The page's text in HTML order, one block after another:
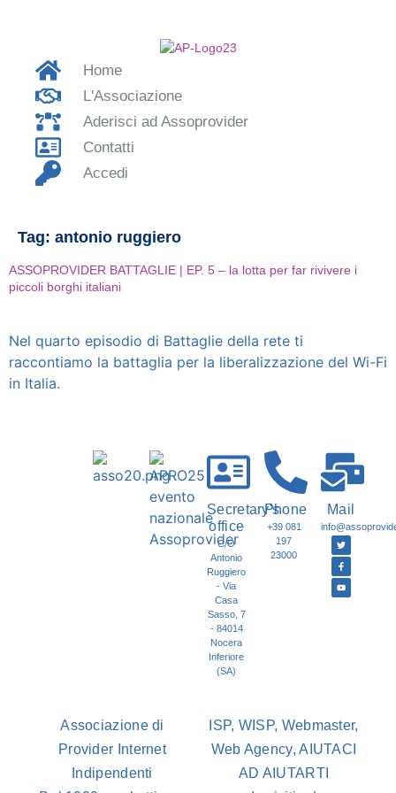
Home
L'Associazione
Aderisci ad Assoprovider
Contatti
Accedi
Tag: antonio ruggiero
ASSOPROVIDER BATTAGLIE | EP. 5 – la lotta per far rivivere i
piccoli borghi italiani
Nel quarto episodio di Battaglie della rete ti
raccontiamo la battaglia per la liberalizzazione del Wi-Fi
in Italia.
Secretary's
office
C/O
Antonio
Ruggiero
- Via
Casa
Sasso, 7
- 84014
Nocera
Inferiore
(SA)
Phone
+39 081
197
23000
Mail
Associazione di
Provider Internet
Indipendenti
ISP, WISP, Webmaster,
Web Agency, AIUTACI
AD AIUTARTI